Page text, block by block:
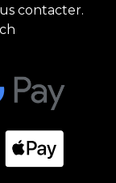
contacter.